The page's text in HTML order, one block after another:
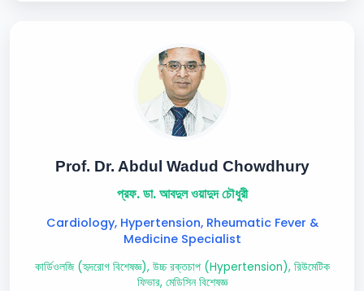
Prof. Dr. Abdul Wadud Chowdhury
প্রফ. ডা. আবদুল ওয়াদুদ চৌধুরী
Cardiology, Hypertension, Rheumatic Fever &
Medicine Specialist
কার্ডিওলজি (হৃদরোগ বিশেষজ্ঞ), উচ্চ রক্তচাপ (Hypertension), রিউমেটিক
ফিভার, মেডিসিন বিশেষজ্ঞ